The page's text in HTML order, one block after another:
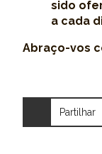
sido
a cada
Abraço-vos
Partilhar